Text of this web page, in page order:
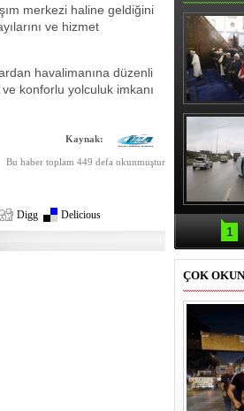
merkezi haline geldiğini
ve hizmet
havalimanına düzenli
konforlu yolculuk imkanı
Kaynak:
Bu haber toplam 449 defa okunmuştur
Digg Delicious
Erbaş,
Veli
teravih
1
ÇOK